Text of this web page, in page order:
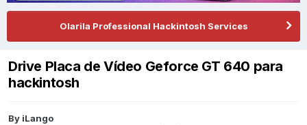
Olarila Professional Hackintosh Services
Drive Placa de Vídeo Geforce GT 640 para
hackintosh
By iLango